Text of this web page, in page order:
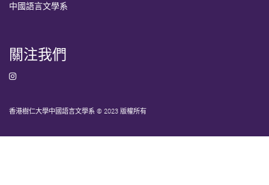
中國語言文學系
關注我們
香港樹仁大學中國語言文學系 © 2023 版權所有